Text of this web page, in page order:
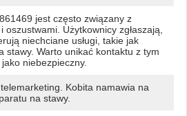
jest często związany z
Użytkownicy zgłaszają,
niechciane usługi, takie jak
stawy. Warto unikać kontaktu z tym
niebezpieczny.
Kobita namawia na
na stawy.